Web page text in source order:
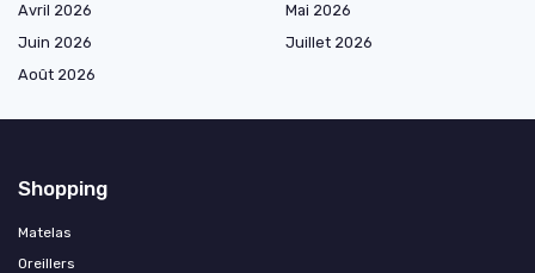
Avril 2026
Mai 2026
Juin 2026
Juillet 2026
Août 2026
Shopping
Matelas
Oreillers